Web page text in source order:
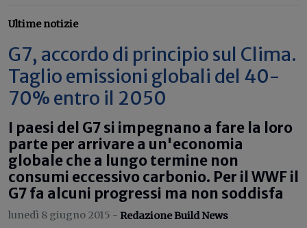
Ultime notizie
G7, accordo di principio sul Clima.
Taglio emissioni globali del 40-
70% entro il 2050
I paesi del G7 si impegnano a fare la loro
parte per arrivare a un'economia
globale che a lungo termine non
consumi eccessivo carbonio. Per il WWF il
G7 fa alcuni progressi ma non soddisfa
lunedì 8 giugno 2015 - Redazione Build News